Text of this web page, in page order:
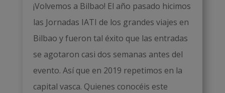
¡Volvemos a Bilbao! El año pasado hicimos
las Jornadas IATI de los grandes viajes en
Bilbao y fueron tal éxito que las entradas
se agotaron casi dos semanas antes del
evento. Así que en 2019 repetimos en la
capital vasca. Quienes conocéis este